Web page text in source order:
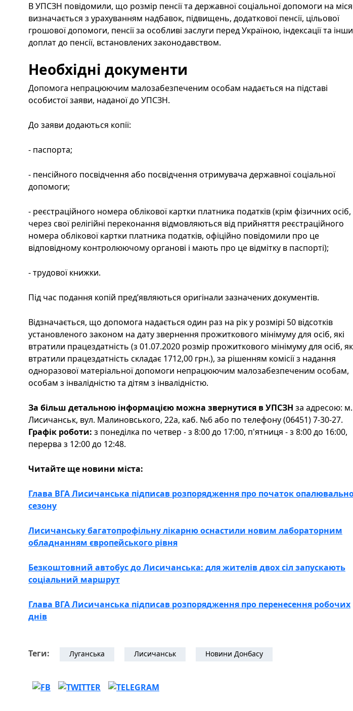
В УПСЗН повідомили, що розмір пенсії та державної соціальної допомоги на
визначається з урахуванням надбавок, підвищень, додаткової пенсії, цільової
грошової допомоги, пенсії за особливі заслуги перед Україною, індексації та
доплат до пенсії, встановлених законодавством.
Необхідні документи
Допомога непрацюючим малозабезпеченим особам надається на підставі
особистої заяви, наданої до УПСЗН.
До заяви додаються копії:
- паспорта;
- пенсійного посвідчення або посвідчення отримувача державної соціальної
допомоги;
- реєстраційного номера облікової картки платника податків (крім фізичних осіб,
через свої релігійні переконання відмовляються від прийняття реєстраційного
номера облікової картки платника податків, офіційно повідомили про це
відповідному контролюючому органові і мають про це відмітку в паспорті);
- трудової книжки.
Під час подання копій пред’являються оригінали зазначених документів.
Відзначається, що допомога надається один раз на рік у розмірі 50 відсотків
установленого законом на дату звернення прожиткового мінімуму для осіб, які
втратили працездатність (з 01.07.2020 розмір прожиткового мінімуму для осіб,
втратили працездатність складає 1712,00 грн.), за рішенням комісії з надання
одноразової матеріальної допомоги непрацюючим малозабезпеченим особам,
особам з інвалідністю та дітям з інвалідністю.
За більш детальною інформацією можна звернутися в УПСЗН за адресою: м.
Лисичанськ, вул. Малиновського, 22а, каб. №6 або по телефону (06451) 7-30-27.
Графік роботи: з понеділка по четвер - з 8:00 до 17:00, п'ятниця - з 8:00 до 16:00,
перерва з 12:00 до 12:48.
Читайте ще новини міста:
Глава ВГА Лисичанська підписав розпорядження про початок
сезону
Лисичанську багатопрофільну лікарню оснастили новим лабораторним
обладнанням європейського рівня
Безкоштовний автобус до Лисичанська: для жителів двох сіл запускають
соціальний маршрут
Глава ВГА Лисичанська підписав розпорядження про перенесення робочих
днів
Теги: Луганська Лисичанськ Новини Донбасу